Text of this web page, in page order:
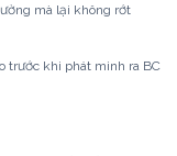
mà lại không rớt
trước khi phát minh ra BC